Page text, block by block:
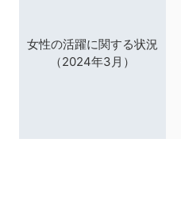
女性の活躍に関する状況
（2024年3月）